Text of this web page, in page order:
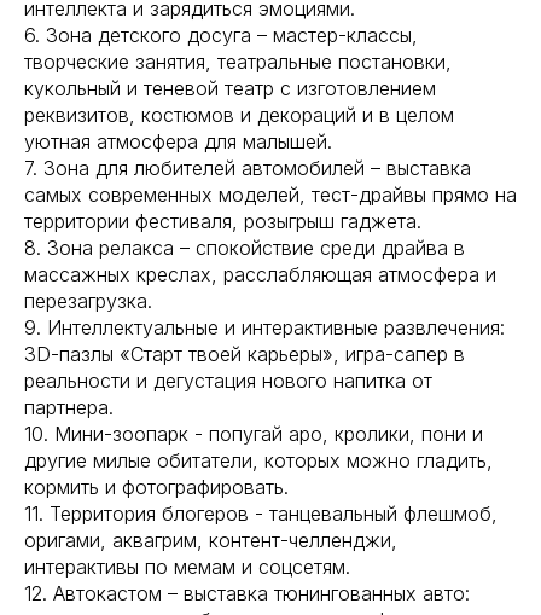
интеллекта и зарядиться эмоциями.
6. Зона детского досуга – мастер-классы,
творческие занятия, театральные постановки,
кукольный и теневой театр с изготовлением
реквизитов, костюмов и декораций и в целом
уютная атмосфера для малышей.
7. Зона для любителей автомобилей – выставка
самых современных моделей, тест-драйвы прямо на
территории фестиваля, розыгрыш гаджета.
8. Зона релакса – спокойствие среди драйва в
массажных креслах, расслабляющая атмосфера и
перезагрузка.
9. Интеллектуальные и интерактивные развлечения:
3D-пазлы «Старт твоей карьеры», игра-сапер в
реальности и дегустация нового напитка от
партнера.
10. Мини-зоопарк - попугай аро, кролики, пони и
другие милые обитатели, которых можно гладить,
кормить и фотографировать.
11. Территория блогеров - танцевальный флешмоб,
оригами, аквагрим, контент-челленджи,
интерактивы по мемам и соцсетям.
12. Автокастом – выставка тюнингованных авто: